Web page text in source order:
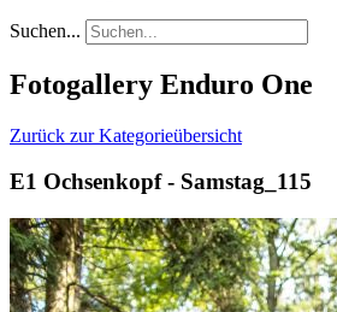
Suchen...
Fotogallery Enduro One
Zurück zur Kategorieübersicht
E1 Ochsenkopf - Samstag_115